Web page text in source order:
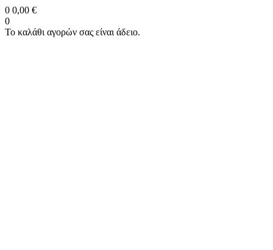
0 0,00 €
0
Το καλάθι αγορών σας είναι άδειο.